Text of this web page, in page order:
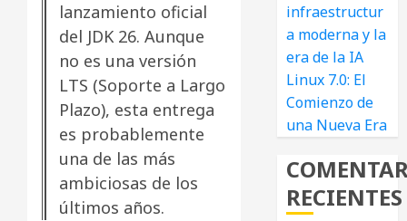
lanzamiento oficial
del JDK 26. Aunque
no es una versión
LTS (Soporte a Largo
Plazo), esta entrega
es probablemente
una de las más
ambiciosas de los
últimos años.
infraestructur
a moderna y la
era de la IA
Linux 7.0: El
Comienzo de
una Nueva Era
RECIENTES